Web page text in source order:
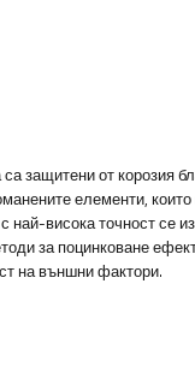
защитени от корозия
елементи,
най-висока точност се
за поцинковане
на външни фактори.